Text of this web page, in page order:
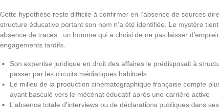
Cette hypothèse reste difficile à confirmer en l’absence de sources
structure éducative portant son nom n’a été identifiée. Le mystère
absence de traces : un homme qui a choisi de ne pas laisser
engagements tardifs.
Son expertise juridique en droit des affaires le prédisposait à
passer par les circuits médiatiques habituels
Le milieu de la production cinématographique française compte
ayant basculé vers le mécénat éducatif après une carrière active
L’absence totale d’interviews ou de déclarations publiques dans